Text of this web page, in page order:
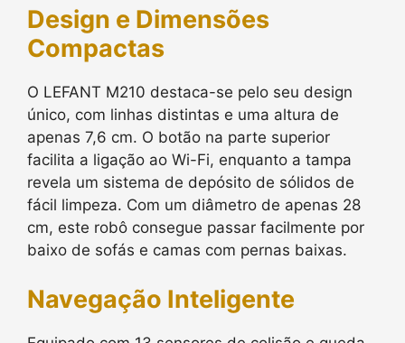
Design e Dimensões
Compactas
O LEFANT M210 destaca-se pelo seu design
único, com linhas distintas e uma altura de
apenas 7,6 cm. O botão na parte superior
facilita a ligação ao Wi-Fi, enquanto a tampa
revela um sistema de depósito de sólidos de
fácil limpeza. Com um diâmetro de apenas 28
cm, este robô consegue passar facilmente por
baixo de sofás e camas com pernas baixas.
Navegação Inteligente